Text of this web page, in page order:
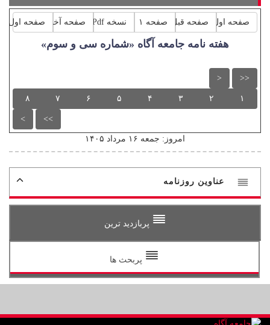
صفحه اول صفحه قبل صفحه ۱ نسخه Pdf صفحه آخر صفحه اول
هفته نامه جامعه آگاه «شماره سی و سوم»
<<
<
۱ ۲ ۳ ۴ ۵ ۶ ۷ ۸
>>
>
امروز: جمعه ۱۶ مرداد ۱۴۰۵
عناوین روزنامه
پربازدید ترین
پربحث ها